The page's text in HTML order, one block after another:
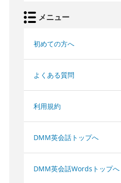
メニュー
初めての方へ
よくある質問
利用規約
DMM英会話トップへ
DMM英会話Wordsトップへ